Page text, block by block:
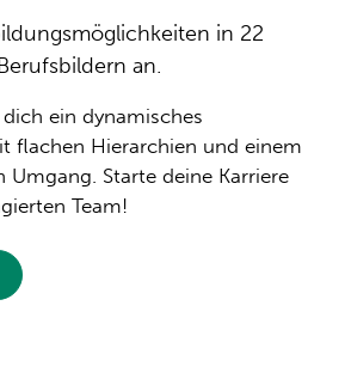
in 22
an.
ein dynamisches
flachen Hierarchien und einem
Umgang. Starte deine Karriere
Team!